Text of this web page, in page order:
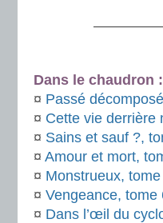
Dans le chaudron :
¤ Passé
¤ Cette vie derrière
¤ Sains et sauf ?,
¤ Amour et mort,
¤ Monstrueux,
¤ Vengeance, tome
¤ Dans l’œil du